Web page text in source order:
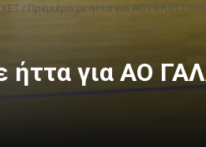
/ Πρεμιέρα με ήττα για ΑΟ ΓΑΛΑΤΣΙΟΥ!
ήττα για ΑΟ